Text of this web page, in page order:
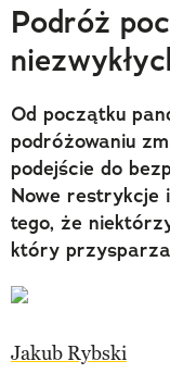
Trendbook
Polecane
Podróż
Od początku
podróżowaniu
podejście do
Nowe restrykcje
tego, że
który
Jakub Rybski